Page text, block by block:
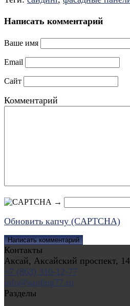
Написать комментарий
Ваше имя
Email
Сайт
Комментарий
→
Обновить капчу (CAPTCHA)
Контакты
Аксай, Аксайский проспект,
+7 (863) 310-12-77
info@saiding77.ru
Разделы